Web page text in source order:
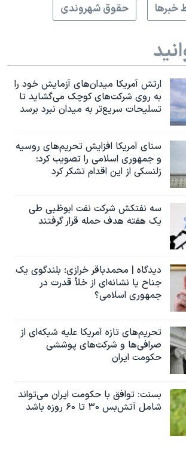
خبرها حقوق شهروندی
ارتش آمریکا میدان‌های آزمایش خود را
به روی شرکت‌های کوچک می‌گشاید تا
تسلیحات سریع‌تر به میدان نبرد برسد
سنای آمریکا افزایش تحریم‌های روسیه
و جمهوری اسلامی را تصویب کرد؛
زلنسکی از این اقدام تشکر کرد
سه نفتکش شرکت نفت ابوظبی طی
یک هفته هدف حمله قرار گرفتند
دیدگاه | محمدباقر خرازی؛ بلندگوی یک
جناح یا نشانه‌ای از خلأ قدرت در
جمهوری اسلامی؟
تحریم‌های تازه آمریکا علیه شبکه‌ای از
صرافی‌ها و شرکت‌های پوششی
حکومت ایران
بسنت: توافق با حکومت ایران می‌تواند
شامل آتش‌بس ۳۰ تا ۶۰ روزه باشد